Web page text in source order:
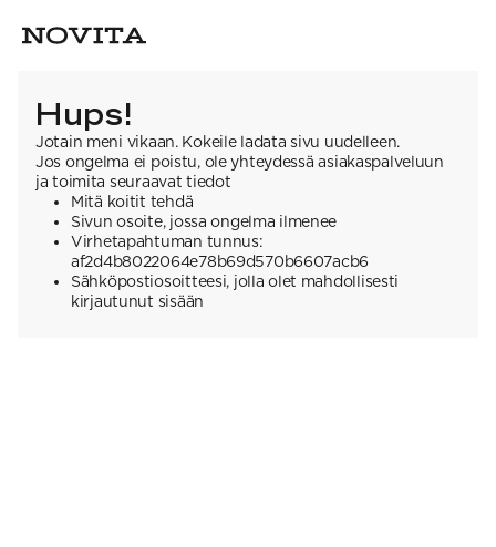
Hups!
Jotain meni vikaan. Kokeile ladata sivu uudelleen.
Jos ongelma ei poistu, ole yhteydessä asiakaspalveluun
ja toimita seuraavat tiedot
Mitä koitit tehdä
Sivun osoite, jossa ongelma ilmenee
Virhetapahtuman tunnus:
af2d4b8022064e78b69d570b6607acb6
Sähköpostiosoitteesi, jolla olet mahdollisesti
kirjautunut sisään